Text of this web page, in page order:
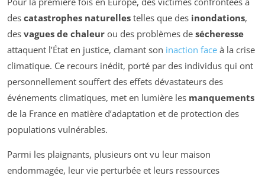
des catastrophes naturelles telles que des inondations,
des vagues de chaleur ou des problèmes de sécheresse
attaquent l’État en justice, clamant son inaction face à la crise
climatique. Ce recours inédit, porté par des individus qui ont
personnellement souffert des effets dévastateurs des
événements climatiques, met en lumière les manquements
de la France en matière d’adaptation et de protection des
populations vulnérables.
Parmi les plaignants, plusieurs ont vu leur maison
endommagée, leur vie perturbée et leurs ressources